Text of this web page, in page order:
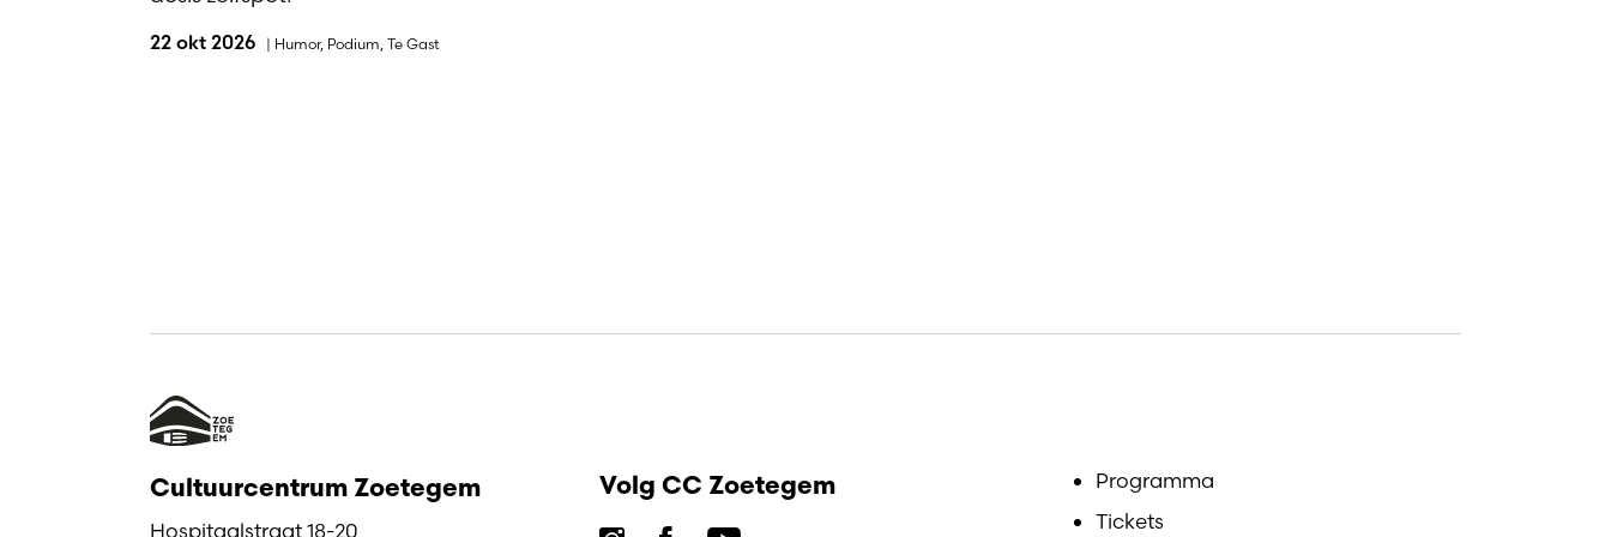
22 okt 2026 | Humor, Podium Te Gast
Cultuurcentrum Zoetegem
Hospitaalstraat 18-20
Volg CC Zoetegem
Programma
Tickets